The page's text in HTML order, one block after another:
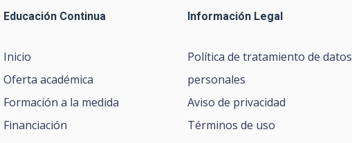
Educación Continua
Inicio
Oferta académica
Formación a la medida
Financiación
Información Legal
Política de tratamiento de datos
personales
Aviso de privacidad
Términos de uso